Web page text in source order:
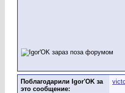
Поблагодарили Igor'OK за
это сообщение: